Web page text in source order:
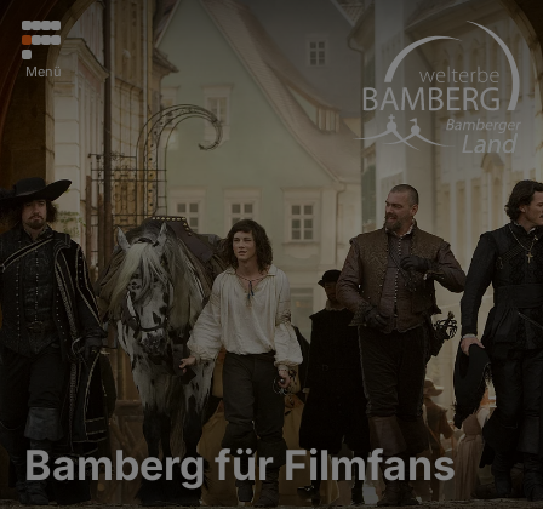
Menü
Bamberg für Filmfans